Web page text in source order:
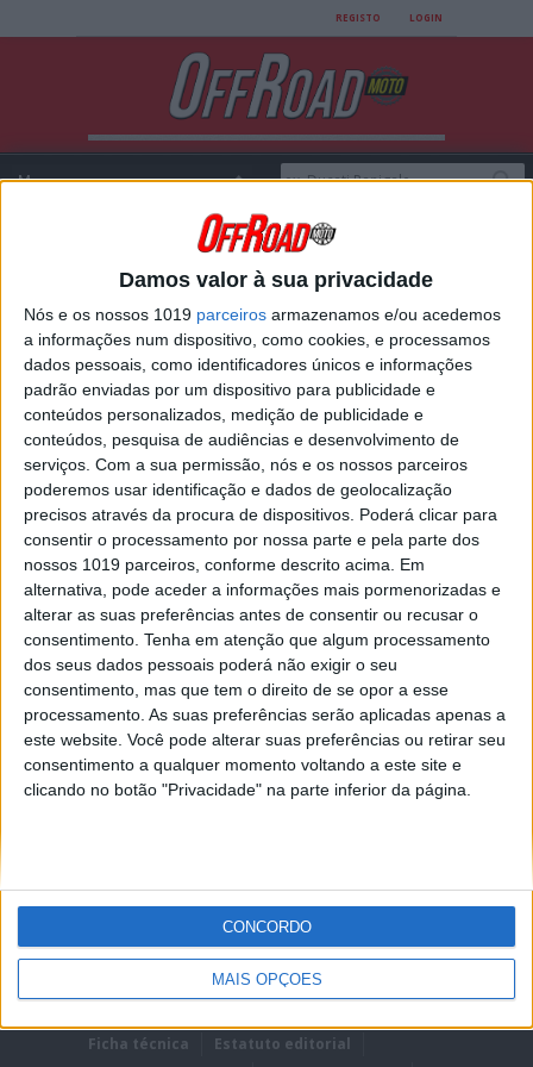
Damos valor à sua privacidade
Nós e os nossos 1019 parceiros armazenamos e/ou acedemos
a informações num dispositivo, como cookies, e processamos
dados pessoais, como identificadores únicos e informações
padrão enviadas por um dispositivo para publicidade e
conteúdos personalizados, medição de publicidade e
conteúdos, pesquisa de audiências e desenvolvimento de
serviços. Com a sua permissão, nós e os nossos parceiros
poderemos usar identificação e dados de geolocalização
precisos através da procura de dispositivos. Poderá clicar para
consentir o processamento por nossa parte e pela parte dos
nossos 1019 parceiros, conforme descrito acima. Em
alternativa, pode aceder a informações mais pormenorizadas e
alterar as suas preferências antes de consentir ou recusar o
consentimento. Tenha em atenção que algum processamento
dos seus dados pessoais poderá não exigir o seu
consentimento, mas que tem o direito de se opor a esse
processamento. As suas preferências serão aplicadas apenas a
este website. Você pode alterar suas preferências ou retirar seu
consentimento a qualquer momento voltando a este site e
clicando no botão "Privacidade" na parte inferior da página.
MAIS OPÇÕES
CONCORDO
REGISTO LOGIN
FB Mondial
MODELOS
SMX Enduro
1 fichas Moto+
Ficha técnica
Estatuto editorial